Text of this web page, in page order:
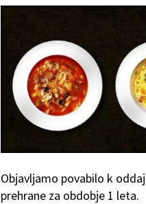
Objavljamo povabilo k
prehrane za obdobje 1 leta.